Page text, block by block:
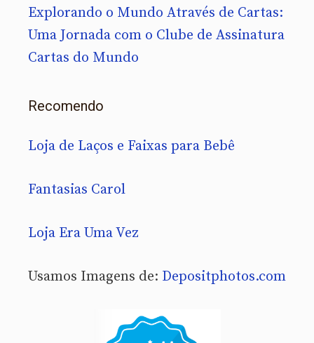
Explorando o Mundo Através de Cartas:
Uma Jornada com o Clube de Assinatura
Cartas do Mundo
Recomendo
Loja de Laços e Faixas para Bebê
Fantasias Carol
Loja Era Uma Vez
Usamos Imagens de: Depositphotos.com